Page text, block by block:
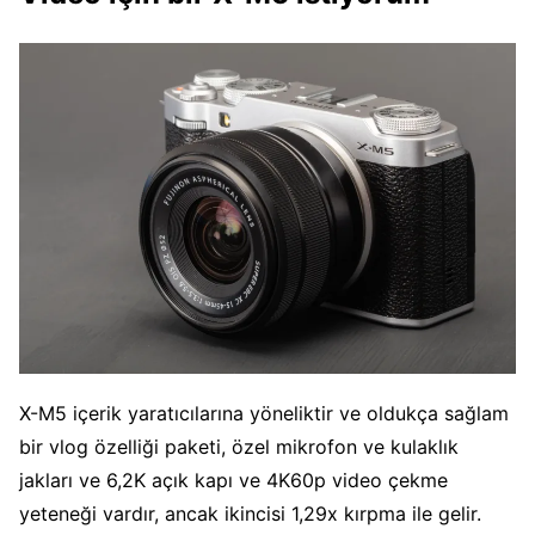
X-M5 içerik yaratıcılarına yöneliktir ve oldukça sağlam
bir vlog özelliği paketi, özel mikrofon ve kulaklık
jakları ve 6,2K açık kapı ve 4K60p video çekme
yeteneği vardır, ancak ikincisi 1,29x kırpma ile gelir.